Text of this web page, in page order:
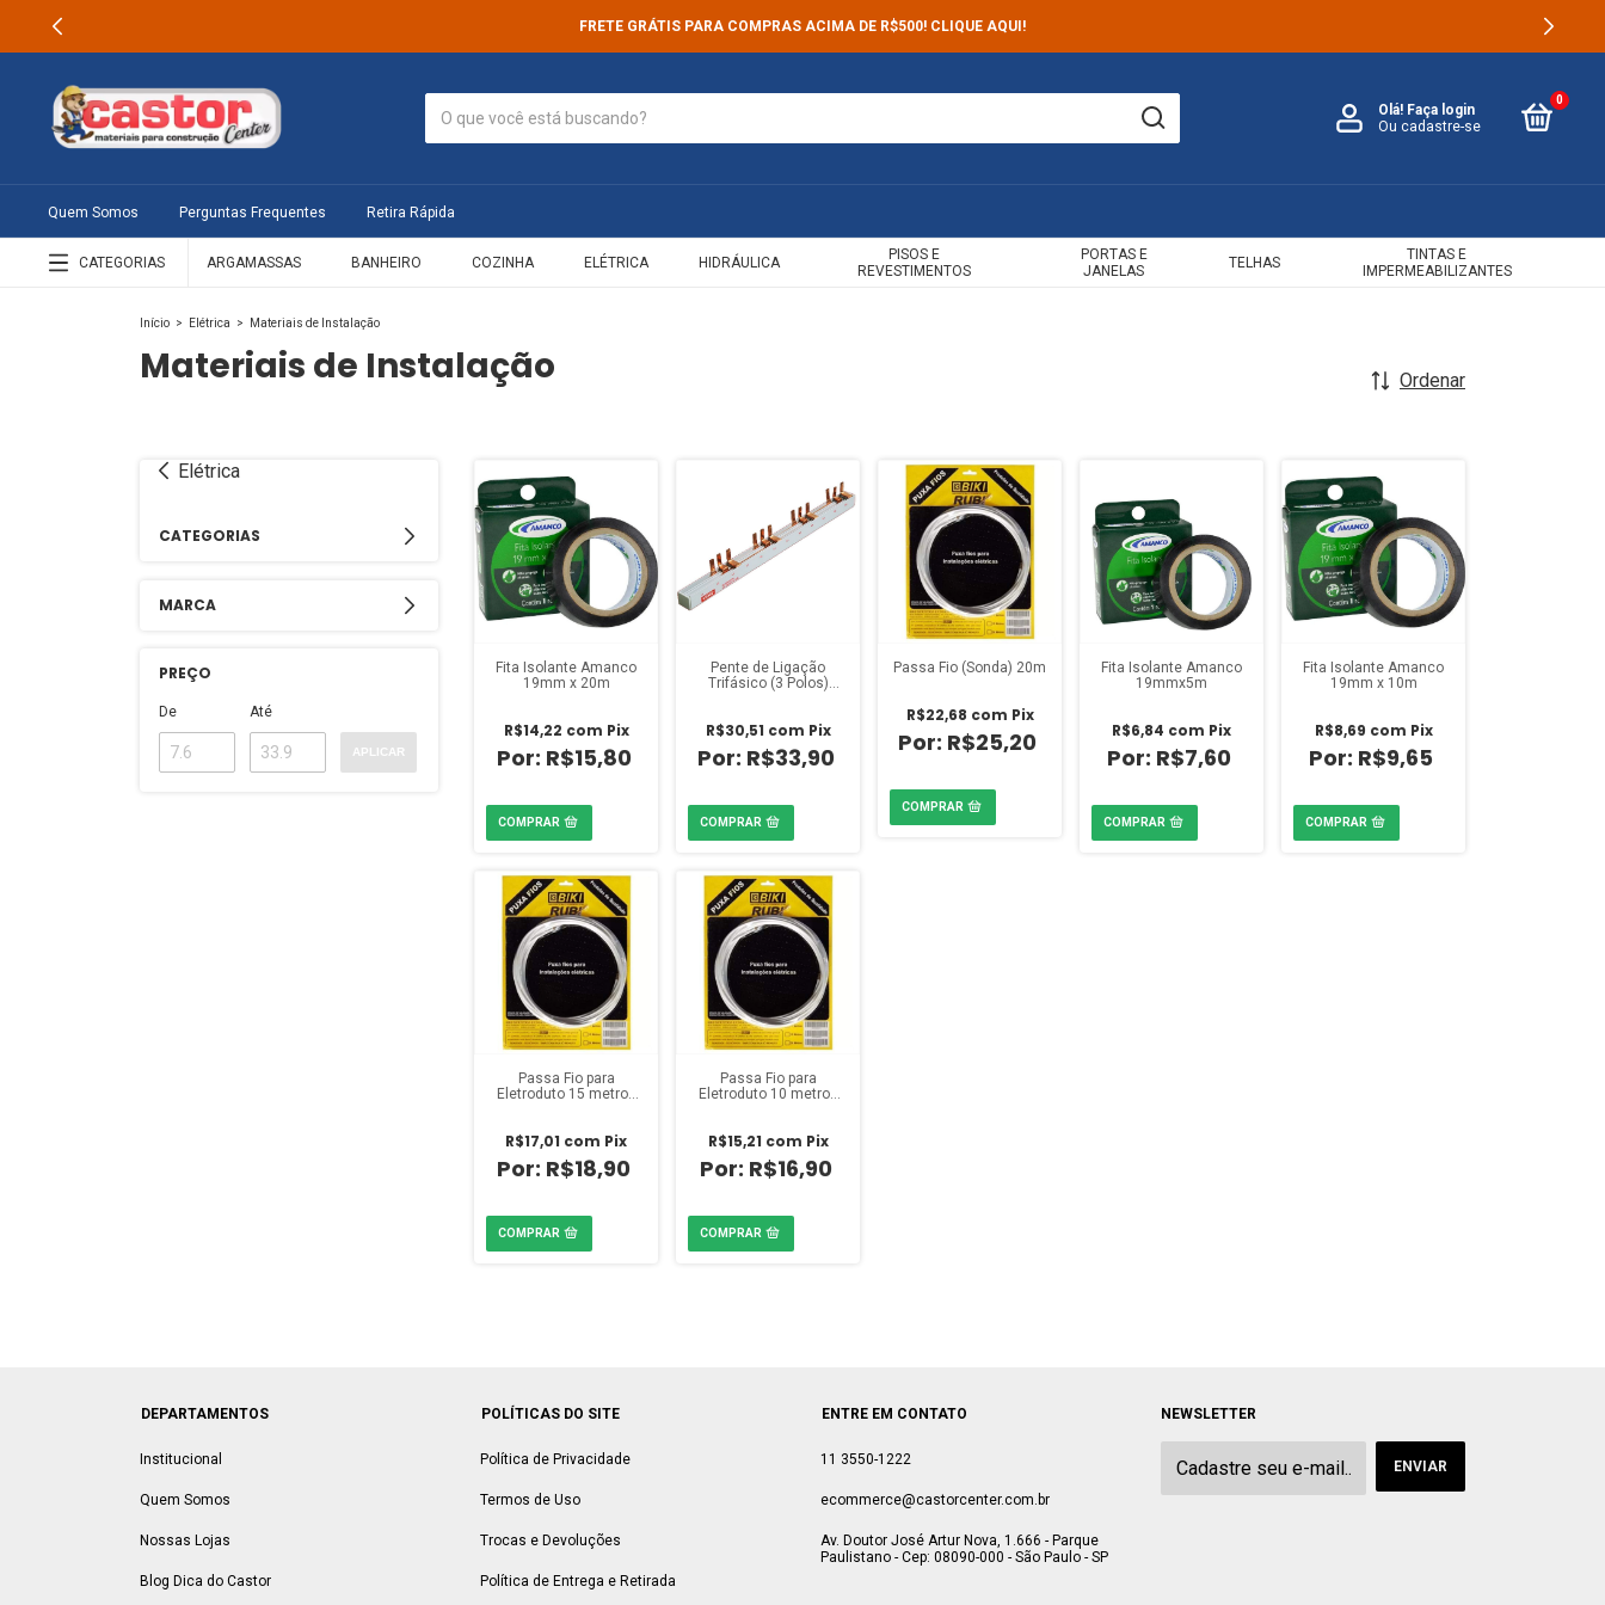
FRETE GRÁTIS PARA COMPRAS ACIMA DE R$500! CLIQUE AQUI!
Olá! Faça login
Ou cadastre-se
0
Quem Somos Perguntas Frequentes Retira Rápida
CATEGORIAS ARGAMASSAS BANHEIRO COZINHA ELÉTRICA HIDRÁULICA
PISOS E
REVESTIMENTOS
PORTAS E
JANELAS
TELHAS
TINTAS E
IMPERMEABILIZANTES
Início > Elétrica > Materiais de Instalação
Materiais de Instalação Ordenar
Elétrica
CATEGORIAS
MARCA
PREÇO
De Até
APLICAR
Fita Isolante Amanco
19mm x 20m
R$15,80
R$14,22 com Pix
Pente de Ligação
Trifásico (3 Polos)
R$33,90
R$30,51 com Pix
Passa Fio (Sonda) 20m
R$25,20
R$22,68 com Pix
Fita Isolante Amanco
19mmx5m
R$7,60
R$6,84 com Pix
Fita Isolante Amanco
19mm x 10m
R$9,65
R$8,69 com Pix
Passa Fio para
Eletroduto 15 metros
R$18,90
R$17,01 com Pix
Passa Fio para
Eletroduto 10 metros
R$16,90
R$15,21 com Pix
DEPARTAMENTOS
Institucional
Quem Somos
Nossas Lojas
Blog Dica do Castor
POLÍTICAS DO SITE
Política de Privacidade
Termos de Uso
Trocas e Devoluções
Política de Entrega e Retirada
ENTRE EM CONTATO
11 3550-1222
ecommerce@castorcenter.com.br
Av. Doutor José Artur Nova, 1.666 - Parque
Paulistano - Cep: 08090-000 - São Paulo - SP
NEWSLETTER